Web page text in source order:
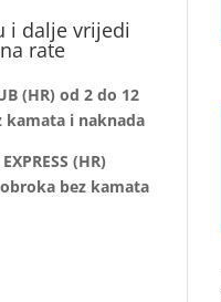
i dalje vrijedi
rate
(HR) od 2 do 12
kamata i naknada
(HR)
obroka bez kamata